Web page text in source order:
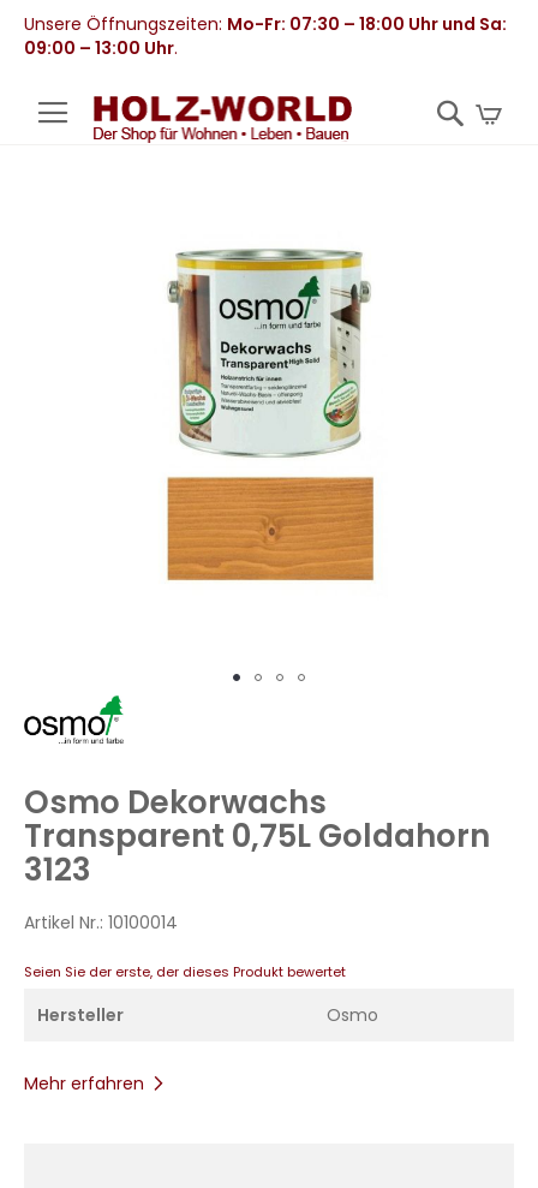
Unsere Öffnungszeiten: Mo-Fr: 07:30 – 18:00 Uhr und Sa:
09:00 – 13:00 Uhr.
Anfang
springen
Osmo Dekorwachs
Transparent 0,75L Goldahorn
3123
Artikel Nr.: 10100014
Seien Sie der erste, der dieses Produkt bewertet
Hersteller Osmo
Mehr erfahren